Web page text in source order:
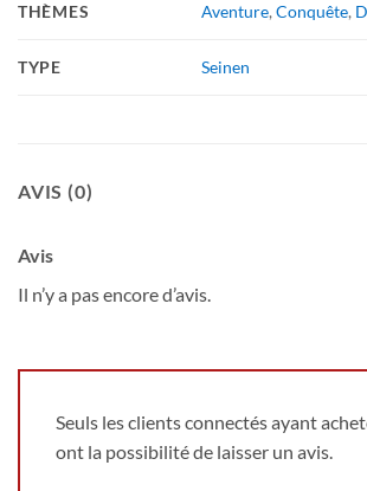
THÈMES Aventure,Conquête,
TYPE Seinen
AVIS (0)
Avis
Il n’y a pas encore d’avis.
Seuls les clients connectés ayant
ont la possibilité de laisser un avis.